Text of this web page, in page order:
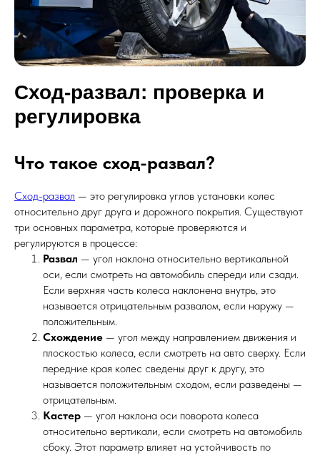
Сход-развал: проверка и
регулировка
Что такое сход-развал?
Сход-развал — это регулировка углов установки колес
относительно друг друга и дорожного покрытия. Существуют
три основных параметра, которые проверяются и
регулируются в процессе:
Развал — угол наклона относительно вертикальной
оси, если смотреть на автомобиль спереди или сзади.
Если верхняя часть колеса наклонена внутрь, это
называется отрицательным развалом, если наружу —
положительным.
Схождение — угол между направлением движения и
плоскостью колеса, если смотреть на авто сверху. Если
передние края колес сведены друг к другу, это
называется положительным сходом, если разведены —
отрицательным.
Кастер — угол наклона оси поворота колеса
относительно вертикали, если смотреть на автомобиль
сбоку. Этот параметр влияет на устойчивость по